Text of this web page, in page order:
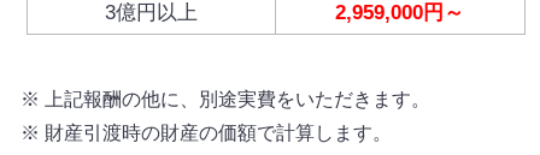
3億円以上
2,959,000円～
※ 上記報酬の他に、別途実費をいただきます。
※ 財産引渡時の財産の価額で計算します。